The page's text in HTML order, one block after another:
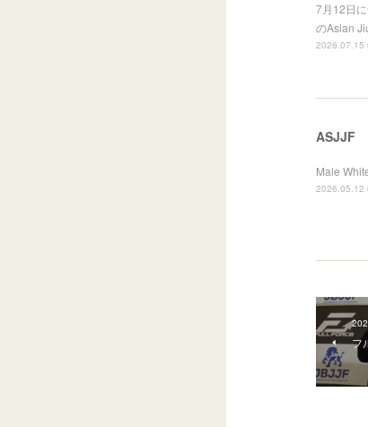
7月12日
のAsian
2026.07.15
ASJJF
Male
2026.05.12
フ